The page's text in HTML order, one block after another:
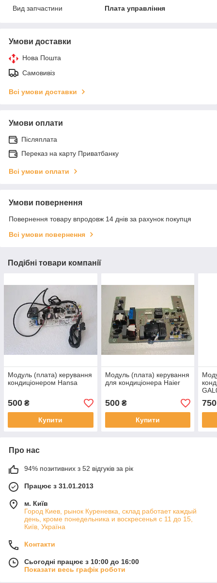
Вид запчастини
Плата управління
Умови доставки
Нова Пошта
Самовивіз
Всі умови доставки
Умови оплати
Післяплата
Переказ на карту Приватбанку
Всі умови оплати
Умови повернення
Повернення товару впродовж 14 днів за рахунок покупця
Всі умови повернення
Подібні товари компанії
Модуль (плата) керування
кондиціонером Hansa
500 ₴
Купити
Модуль (плата) керування
для кондиціонера Haier
500₴
Купити
750
Про нас
94% позитивних з 52 відгуків за рік
Працює з 31.01.2013
м. Київ
Город Киев, рынок Куреневка, склад работает каждый
день, кроме понедельника и воскресенья с 11 до 15,
Київ, Україна
Контакти
Сьогодні працює з 10:00 до 16:00
Показати весь графік роботи